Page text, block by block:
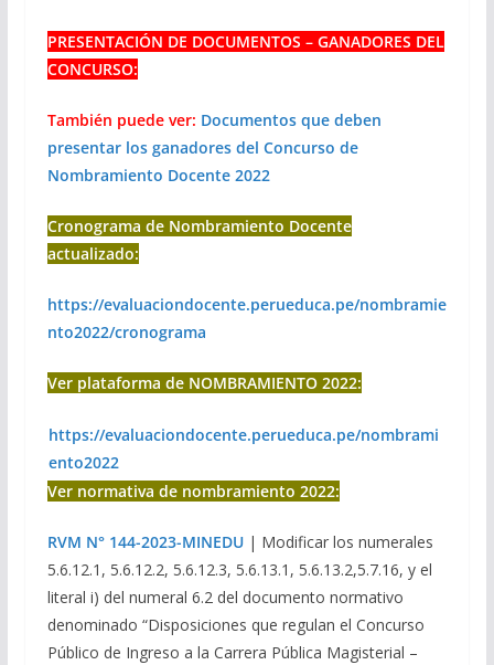
PRESENTACIÓN DE DOCUMENTOS – GANADORES DEL
CONCURSO:
También puede ver: Documentos que deben
presentar los ganadores del Concurso de
Nombramiento Docente 2022
Cronograma de Nombramiento Docente
actualizado:
https://evaluaciondocente.perueduca.pe/nombramie
nto2022/cronograma
Ver plataforma de NOMBRAMIENTO 2022:
https://evaluaciondocente.perueduca.pe/nombrami
ento2022
Ver normativa de nombramiento 2022:
RVM N° 144-2023-MINEDU| Modificar los numerales
5.6.12.1, 5.6.12.2, 5.6.12.3, 5.6.13.1, 5.6.13.2,5.7.16, y el
literal i) del numeral 6.2 del documento normativo
denominado “Disposiciones que regulan el Concurso
Público de Ingreso a la Carrera Pública Magisterial –